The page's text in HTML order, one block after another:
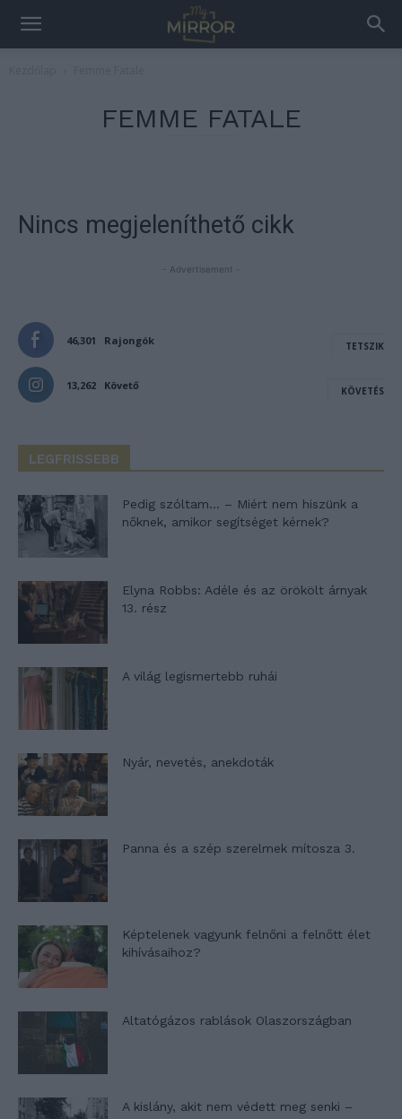
FEMME FATALE
Nincs megjeleníthető cikk
- Advertisement -
46,301 Rajongók TETSZIK
13,262 Követő KÖVETÉS
LEGFRISSEBB
Pedig szóltam… – Miért nem hiszünk a
nőknek, amikor segítséget kérnek?
Elyna Robbs: Adéle és az örökölt árnyak
13. rész
A világ legismertebb ruhái
Nyár, nevetés, anekdoták
Panna és a szép szerelmek mítosza 3.
Képtelenek vagyunk felnőni a felnőtt élet
kihívásaihoz?
Altatógázos rablások Olaszországban
A kislány, akit nem védett meg senki –